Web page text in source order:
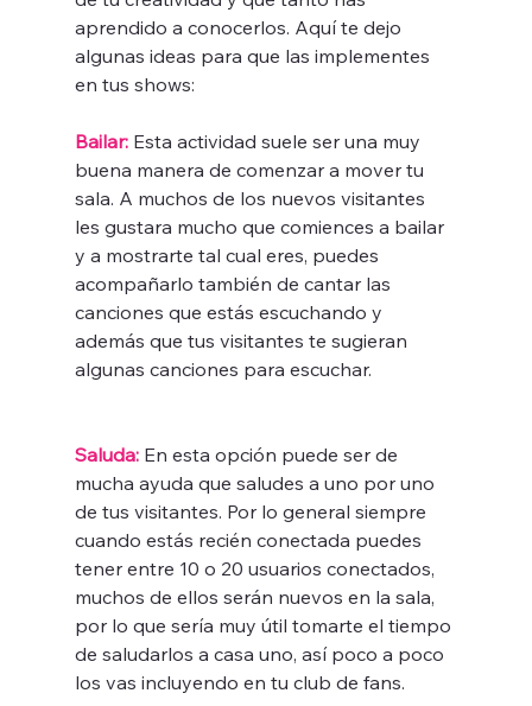
aprendido a conocerlos. Aquí te dejo
algunas ideas para que las implementes
en tus shows:
Bailar: Esta actividad suele ser una muy
buena manera de comenzar a mover tu
sala. A muchos de los nuevos visitantes
les gustara mucho que comiences a bailar
y a mostrarte tal cual eres, puedes
acompañarlo también de cantar las
canciones que estás escuchando y
además que tus visitantes te sugieran
algunas canciones para escuchar.
Saluda: En esta opción puede ser de
mucha ayuda que saludes a uno por uno
de tus visitantes. Por lo general siempre
cuando estás recién conectada puedes
tener entre 10 o 20 usuarios conectados,
muchos de ellos serán nuevos en la sala,
por lo que sería muy útil tomarte el tiempo
de saludarlos a casa uno, así poco a poco
los vas incluyendo en tu club de fans.